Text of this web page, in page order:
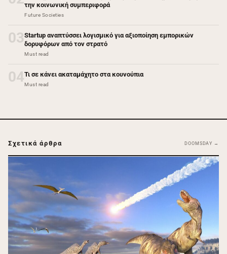
την κοινωνική συμπεριφορά
Future Societies
03Startup αναπτύσσει λογισμικό για αξιοποίηση εμπορικών
δορυφόρων από τον στρατό
Must read
04Τι σε κάνει ακαταμάχητο στα κουνούπια
Must read
Σχετικά άρθρα DOOMSDAY →